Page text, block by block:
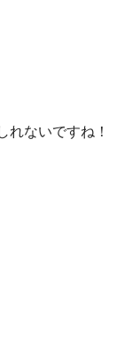
れないですね！